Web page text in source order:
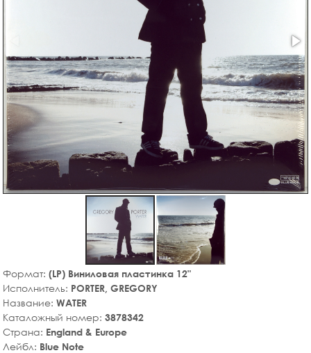
Формат: (LP) Виниловая пластинка 12"
Исполнитель: PORTER, GREGORY
Название: WATER
Каталожный номер: 3878342
Страна: England & Europe
Лейбл: Blue Note